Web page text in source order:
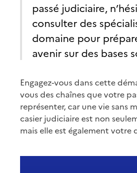
passé judiciaire,
consulter des
domaine pour
avenir sur des bases
Engagez-vous dans cette
vous des chaînes que votre
représenter, car une vie sans
casier judiciaire est non
mais elle est également votre